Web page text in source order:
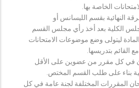
الخاصة بها.
النهائية بقسم الليسانس أو
الكلية بعد أخذ رأي مجلس القسم
ليتولى وضع موضوعات الامتحانات
القائم بتدريسها.
في كل مقرر من عضوين على الأقل
بناء على طلب القسم المختص.
المقررات المختلفة لجنة عامة في كل